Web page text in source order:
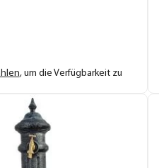
, um die Verfügbarkeit zu